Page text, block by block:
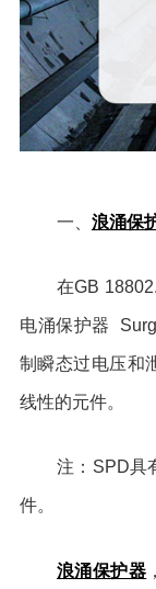
一、 浪涌保
在GB
电涌保护器
制瞬态过电压和
线性的元件。
注：SPD具
件。
浪涌保护器